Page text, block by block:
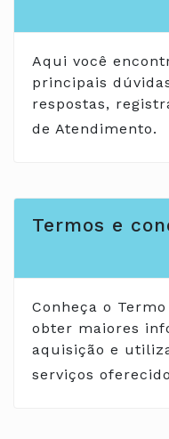
Aqui você
principais
respostas,
de Atendimento.
Termos e
Conheça o
obter maiores
aquisição e
serviços